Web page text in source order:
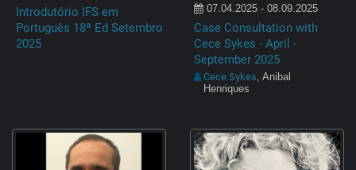
Introdutório IFS em
Português 18ª Ed Setembro
2025
07.04.2025 - 08.09.2025
Case Consultation with
Cece Sykes - April -
September 2025
Cece Sykes, Anibal
Henriques